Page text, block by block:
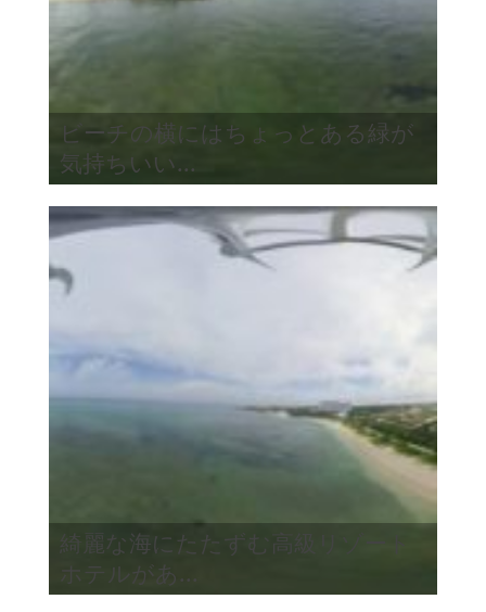
ビーチの横にはちょっとある緑が
気持ちいい...
綺麗な海にたたずむ高級リゾート
ホテルがあ...